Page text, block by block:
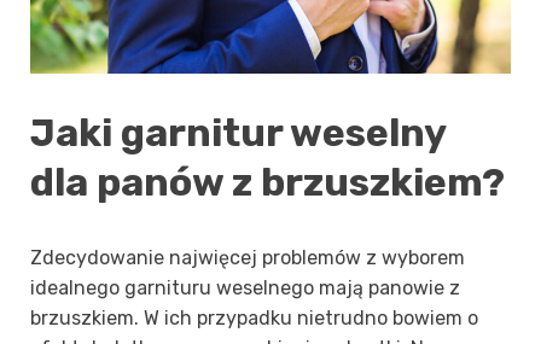
Jaki garnitur weselny
dla panów z brzuszkiem?
Zdecydowanie najwięcej problemów z wyborem
idealnego garnituru weselnego mają panowie z
brzuszkiem. W ich przypadku nietrudno bowiem o